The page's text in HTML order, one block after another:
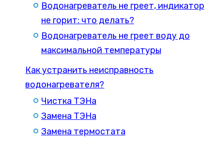
Водонагреватель не греет, индикатор
не горит: что делать?
Водонагреватель не греет воду до
максимальной температуры
Как устранить неисправность
водонагревателя?
Чистка ТЭНа
Замена ТЭНа
Замена термостата